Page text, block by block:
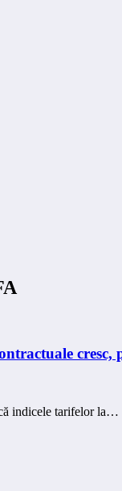
cresc,
indicele tarifelor la…